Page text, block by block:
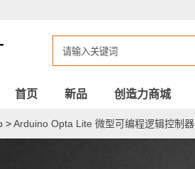
首页 新品 创造力商城
>Arduino Opta Lite 微型可编程逻辑控制器